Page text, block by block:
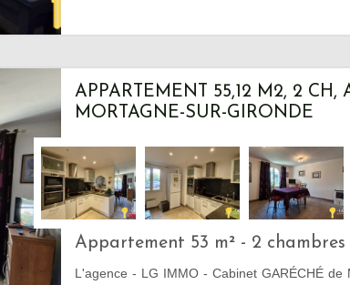
APPARTEMENT 55,12 M2, 2 CH,
MORTAGNE-SUR-GIRONDE
Appartement 53 m² - 2
L'agence - LG IMMO - Cabinet GARÉCHÉ